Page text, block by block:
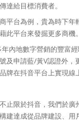
達給目標消費者。
平台為例，貴為時下
此平台來發掘更多商機。
內地數字營銷的豐富
及申請藍/黃V認證外
牌在抖音平台上實現線
止限於抖音，我們於
建達成從品牌建設、